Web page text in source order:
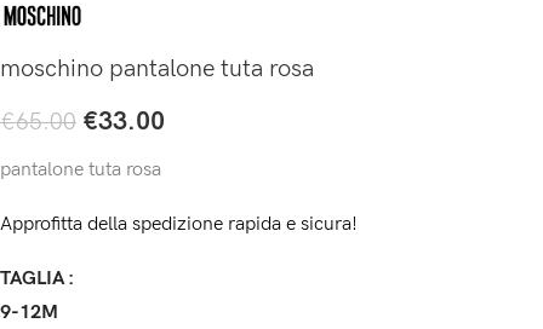
moschino pantalone tuta rosa
€65.00 €33.00
pantalone tuta rosa
Approfitta della spedizione rapida e sicura!
TAGLIA
9-12M